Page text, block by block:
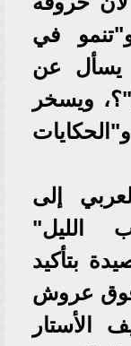
في
يسأل عن
ويسخر
إلى
الليل"
بتأكيد
فوق عروش
الأستار